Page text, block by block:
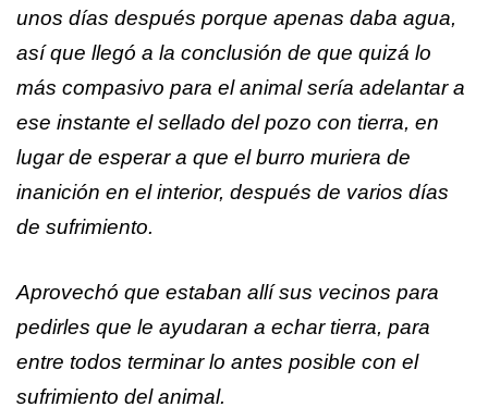
unos días después porque apenas daba agua,
así que llegó a la conclusión de que quizá lo
más compasivo para el animal sería adelantar a
ese instante el sellado del pozo con tierra, en
lugar de esperar a que el burro muriera de
inanición en el interior, después de varios días
de sufrimiento.
Aprovechó que estaban allí sus vecinos para
pedirles que le ayudaran a echar tierra, para
entre todos terminar lo antes posible con el
sufrimiento del animal.